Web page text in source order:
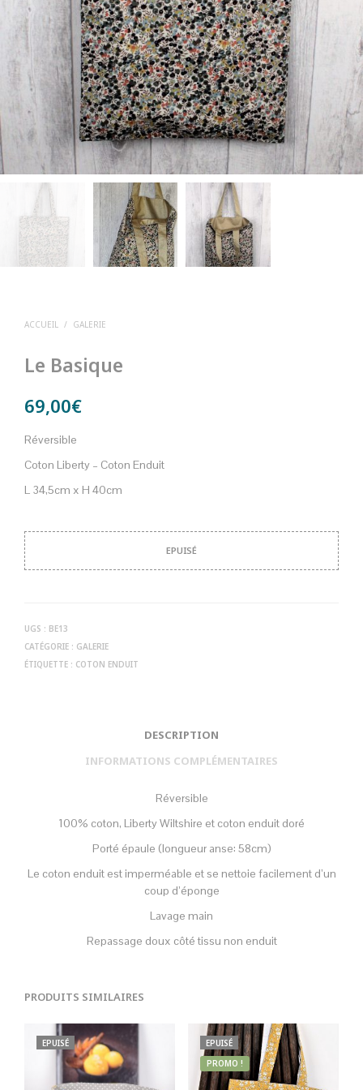
ACCUEIL / GALERIE
Le Basique
69,00€
Réversible
Coton Liberty – Coton Enduit
L 34,5cm x H 40cm
EPUISÉ
UGS : BE13
CATÉGORIE : GALERIE
ÉTIQUETTE : COTON ENDUIT
DESCRIPTION
INFORMATIONS COMPLÉMENTAIRES
Réversible
100% coton, Liberty Wiltshire et coton enduit doré
Porté épaule (longueur anse: 58cm)
Le coton enduit est imperméable et se nettoie facilement d’un
coup d’éponge
Lavage main
Repassage doux côté tissu non enduit
PRODUITS SIMILAIRES
EPUISÉ
EPUISÉ
PROMO !